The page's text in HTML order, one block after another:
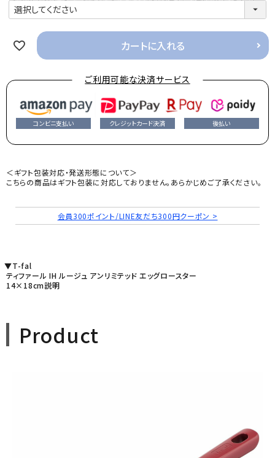
カートに入れる
ご利用可能な決済サービス
コンビニ支払い クレジットカード決済 後払い
＜ギフト包装対応・発送形態について＞
こちらの商品はギフト包装に対応しておりません。あらかじめご了承ください。
会員300ポイント/LINE友だち300円クーポン >
▼T-fal
ティファール IH ルージュ アンリミテッド エッグロースター
14×18cm説明
Product